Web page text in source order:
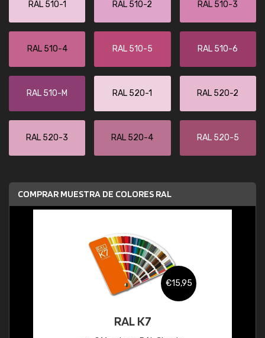
RAL 510-1 RAL 510-2 RAL 510-3
RAL 510-4 RAL 510-5 RAL 510-6
RAL 510-M RAL 520-1 RAL 520-2
RAL 520-3 RAL 520-4 RAL 520-5
COMPRAR MUESTRA DE COLORES RAL
€15,95
RAL K7